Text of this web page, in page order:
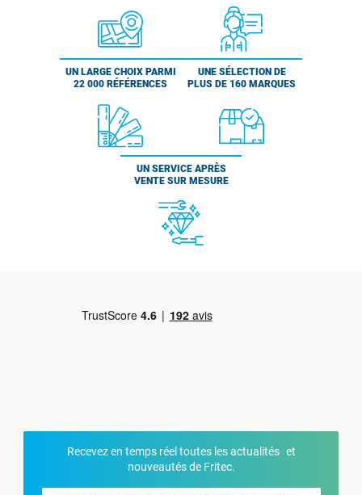
UN LARGE CHOIX PARMI
22 000 RÉFÉRENCES
UNE SÉLECTION DE
PLUS DE 160 MARQUES
UN SERVICE APRÈS
VENTE SUR MESURE
Recevez en temps réel toutes les actualités et
nouveautés de Fritec.